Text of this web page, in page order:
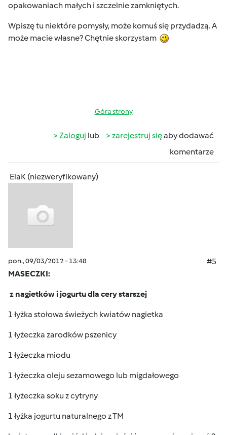
opakowaniach małych i szczelnie zamkniętych.
Wpiszę tu niektóre pomysły, może komuś się przydadzą. A
może macie własne? Chętnie skorzystam
Góra strony
Zaloguj lub zarejestruj sięaby dodawać
komentarze
ElaK (niezweryfikowany)
pon., 09/03/2012 - 13:48
#5
MASECZKI:
z nagietków i jogurtu dla cery starszej
1 łyżka stołowa świeżych kwiatów nagietka
1 łyżeczka zarodków pszenicy
1 łyżeczka miodu
1 łyżeczka oleju sezamowego lub migdałowego
1 łyżeczka soku z cytryny
1 łyżka jogurtu naturalnego z TM